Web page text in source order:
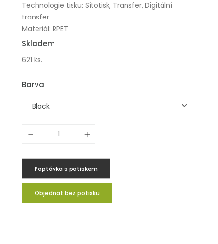
Technologie tisku: Sítotisk, Transfer, Digitální
transfer
Materiál: RPET
Skladem
621 ks.
Barva
Black
Poptávka s potiskem
Objednat bez potisku